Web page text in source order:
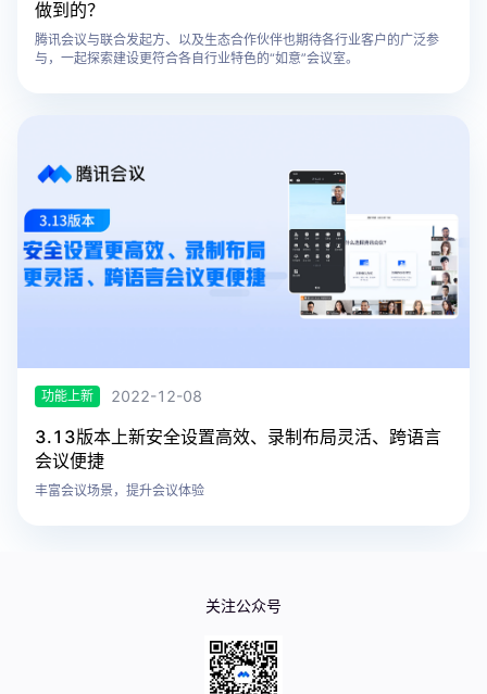
做到的？
腾讯会议与联合发起方、以及生态合作伙伴也期待各行业客户的广泛参
与，一起探索建设更符合各自行业特色的“如意”会议室。
功能上新 2022-12-08
3.13版本上新安全设置高效、录制布局灵活、跨语言
会议便捷
丰富会议场景，提升会议体验
关注公众号